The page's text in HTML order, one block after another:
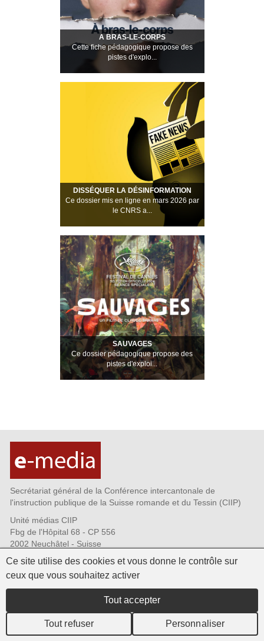
A BRAS-LE-CORPS
Cette fiche pédagogique propose des
pistes d'explo...
DISSÉQUER LA DÉSINFORMATION
Ce dossier mis en ligne en mars 2026 par
le CNRS a...
SAUVAGES
Ce dossier pédagogique propose des
pistes d'exploi...
Secrétariat général de la Conférence intercantonale de
l'instruction publique de la Suisse romande et du Tessin (CIIP)
Unité médias CIIP
Fbg de l'Hôpital 68 - CP 556
2002 Neuchâtel - Suisse
Tél. +41 32 889 69 72
Fax +41 32 889 69 73
CIIP.emedia@ciip.ch
Commande de matériel
Ce site utilise des cookies et vous donne le contrôle sur
ceux que vous souhaitez activer
Tout accepter
Tout refuser Personnaliser